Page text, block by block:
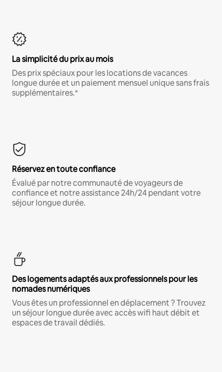
La simplicité du prix au mois
Des prix spéciaux pour les locations de vacances
longue durée et un paiement mensuel unique sans frais
supplémentaires.*
Réservez en toute confiance
Évalué par notre communauté de voyageurs de
confiance et notre assistance 24h/24 pendant votre
séjour longue durée.
Des logements adaptés aux professionnels pour les
nomades numériques
Vous êtes un professionnel en déplacement ? Trouvez
un séjour longue durée avec accès wifi haut débit et
espaces de travail dédiés.